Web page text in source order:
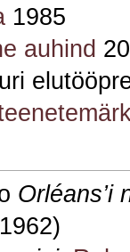
1985
auhind
Orléans’i